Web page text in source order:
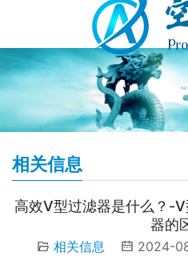
相关信息
高效V型过滤器是什么？-
器的
相关信息 2024-